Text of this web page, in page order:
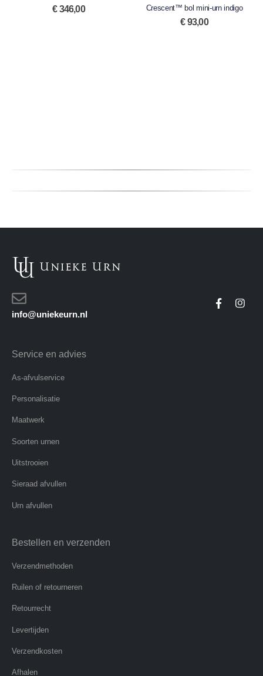
€346,00 0out of 5
Crescent™ bol mini-urn indigo
€93,00
info@uniekeurn.nl
Service en advies
As-afvulservice
Personalisatie
Maatwerk
Soorten urnen
Uitstrooien
Sieraad afvullen
Urn afvullen
Bestellen en verzenden
Verzendmethoden
Ruilen of retourneren
Retourrecht
Levertijden
Verzendkosten
Afhalen